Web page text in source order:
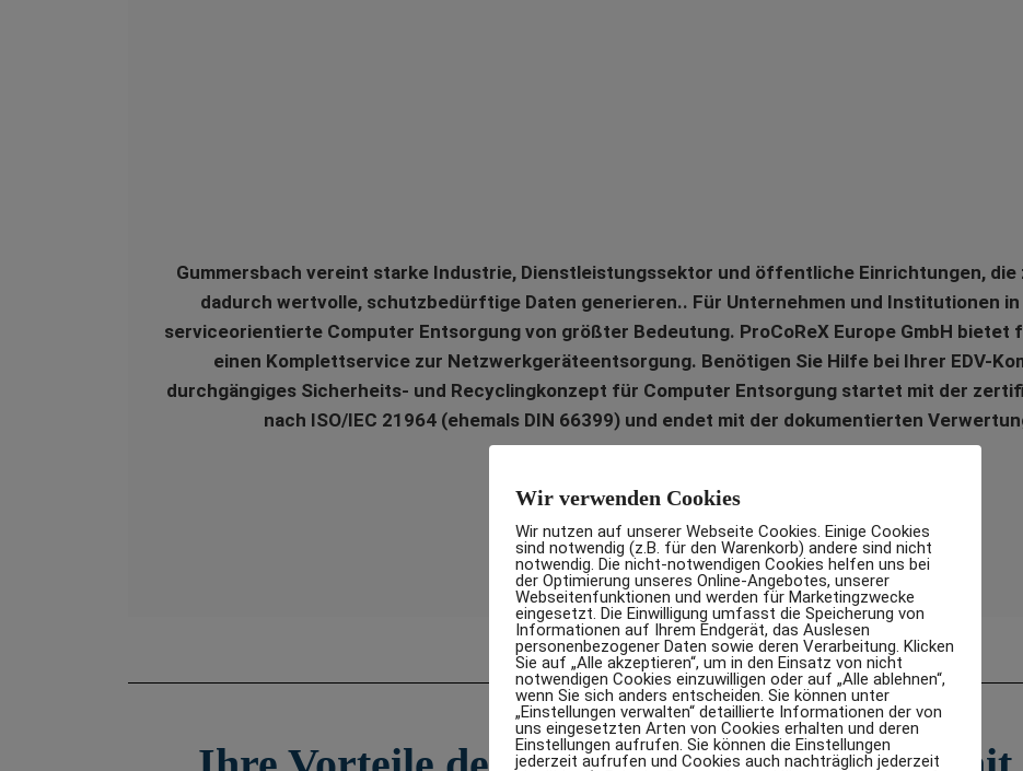
Gummersbach vereint starke Industrie, Dienstleistungssektor und öffentliche Einrichtungen, die
dadurch wertvolle, schutzbedürftige Daten generieren.. Für Unternehmen und Institutionen
serviceorientierte Computer Entsorgung von größter Bedeutung. ProCoReX Europe GmbH bietet
einen Komplettservice zur Netzwerkgeräteentsorgung. Benötigen Sie Hilfe bei Ihrer EDV-
durchgängiges Sicherheits- und Recyclingkonzept für Computer Entsorgung startet mit der
nach ISO/IEC 21964 (ehemals DIN 66399) und endet mit der dokumentierten
Wir verwenden Cookies
Wir nutzen auf unserer Webseite Cookies. Einige Cookies
sind notwendig (z.B. für den Warenkorb) andere sind nicht
notwendig. Die nicht-notwendigen Cookies helfen uns bei
der Optimierung unseres Online-Angebotes, unserer
Webseitenfunktionen und werden für Marketingzwecke
eingesetzt. Die Einwilligung umfasst die Speicherung von
Informationen auf Ihrem Endgerät, das Auslesen
personenbezogener Daten sowie deren Verarbeitung. Klicken
Sie auf „Alle akzeptieren“, um in den Einsatz von nicht
notwendigen Cookies einzuwilligen oder auf „Alle ablehnen“,
wenn Sie sich anders entscheiden. Sie können unter
„Einstellungen verwalten“ detaillierte Informationen der von
uns eingesetzten Arten von Cookies erhalten und deren
Einstellungen aufrufen. Sie können die Einstellungen
jederzeit aufrufen und Cookies auch nachträglich jederzeit